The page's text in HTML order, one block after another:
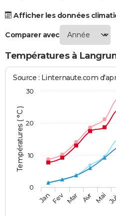
Afficher les données
Comparer avec
Températures à
Températures ( °C )
Source : Linternaute.com
JanFev Mar Avr Mai
0
10
20
30